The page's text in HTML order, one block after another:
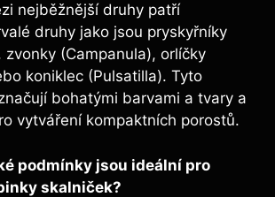
nejběžnější druhy patří
druhy jako jsou pryskyřníky
zvonky (Campanula), orlíčky
koniklec (Pulsatilla). Tyto
bohatými barvami a tvary a
vytváření kompaktních porostů.
podmínky jsou ideální pro
skalniček?